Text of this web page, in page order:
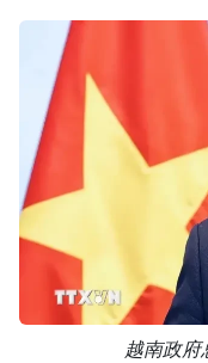
越南政府